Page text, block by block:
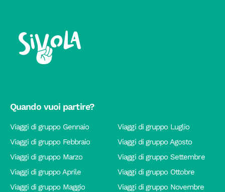
Quando vuoi partire?
Viaggi di gruppo Gennaio
Viaggi di gruppo Febbraio
Viaggi di gruppo Marzo
Viaggi di gruppo Aprile
Viaggi di gruppo Maggio
Viaggi di gruppo Luglio
Viaggi di gruppo Agosto
Viaggi di gruppo Settembre
Viaggi di gruppo Ottobre
Viaggi di gruppo Novembre